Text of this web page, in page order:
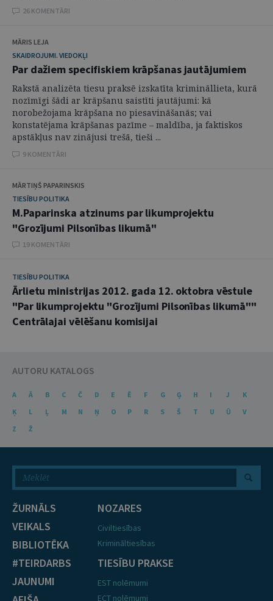
26 KOMENTĀRI
MĀRIS LEJA
SKAIDROJUMI. VIEDOKĻI
Par dažiem specifiskiem krāpšanas jautājumiem
Rakstā analizēta tiesu praksē izskatīta krimināllieta, kurā
nozīmīgi šādi ar krāpšanu saistīti jautājumi: kā
norobežojama krāpšana no piesavināšanās; vai
konstatējama krāpšanas pazīme – maldība, ja faktiskos
apstākļus nav zinājusi trešā, tieši ...
9 KOMENTĀRI
MĀRTIŅŠ PAPARINSKIS
TIESĪBU POLITIKA
M.Paparinska atzinums par likumprojektu
"Grozījumi Pilsonības likumā"
19 KOMENTĀRI
TIESĪBU POLITIKA
Ārlietu ministrijas 2012. gada 12. oktobra vēstule
"Par likumprojektu "Grozījumi Pilsonības likumā""
Centrālajai vēlēšanu komisijai
AUTORU KATALOGS
A Ā B C Č D E Ē F G Ģ H I J
K
Ķ
L Ļ M N Ņ O P R S Š T U Ū
V
Z
Ž
ŽURNĀLS
VEIKALS
BIBLIOTĒKA
#TEIRDARBS
JAUNUMI
NOZARES
Civiltiesības
Krimināltiesības
TIESĪBU PRAKSE
EST nolēmumi
ECT nolēmumi